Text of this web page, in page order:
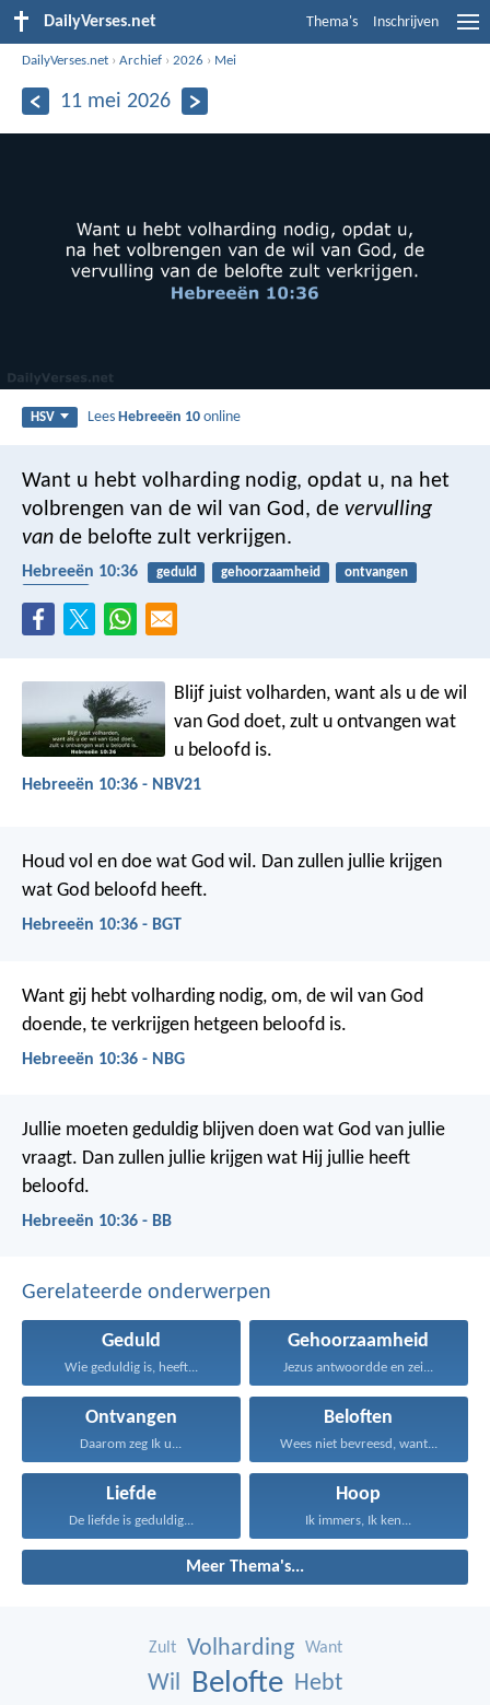
DailyVerses.net Thema's Inschrijven
DailyVerses.net ›Archief ›2026 › Mei
11 mei 2026
HSV LeesHebreeën 10 online
Want u hebt volharding nodig, opdat u, na het
volbrengen van de wil van God, de vervulling
van de belofte zult verkrijgen.
Hebreeën 10:36 geduld gehoorzaamheid
ontvangen
Blijf juist volharden, want als u de wil
van God doet, zult u ontvangen wat
u beloofd is.
Hebreeën 10:36 - NBV21
Houd vol en doe wat God wil. Dan zullen jullie krijgen
wat God beloofd heeft.
Hebreeën 10:36 - BGT
Want gij hebt volharding nodig, om, de wil van God
doende, te verkrijgen hetgeen beloofd is.
Hebreeën 10:36 - NBG
Jullie moeten geduldig blijven doen wat God van jullie
vraagt. Dan zullen jullie krijgen wat Hij jullie heeft
beloofd.
Hebreeën 10:36 - BB
Gerelateerde onderwerpen
Geduld
Wie geduldig is, heeft...
Gehoorzaamheid
Jezus antwoordde en zei...
Ontvangen
Daarom zeg Ik u...
Beloften
Wees niet bevreesd, want...
Liefde
De liefde is geduldig...
Hoop
Ik immers, Ik ken...
Meer Thema's...
Zult Volharding Want
Wil Belofte Hebt